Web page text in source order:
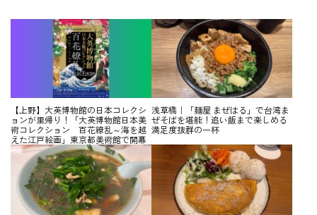
【上野】大英博物館の日本コレクシ
ョンが里帰り！「大英博物館日本美
術コレクション 百花繚乱～海を越
えた江戸絵画」東京都美術館で開幕
浅草橋｜「麺屋 まぜはる」で台湾ま
ぜそばを堪能！追い飯まで楽しめる
満足度抜群の一杯